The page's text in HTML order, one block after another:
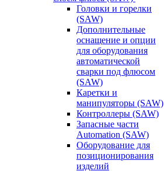
Головки и горелки
(SAW)
Дополнительные
оснащение и опции
для оборудования
автоматической
сварки под флюсом
(SAW)
Каретки и
манипуляторы (SAW)
Контроллеры (SAW)
Запасные части
Automation (SAW)
Оборудование для
позиционирования
изделий